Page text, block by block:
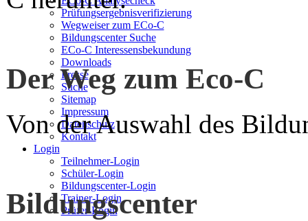
Prüfungsergebnisverifizierung
Wegweiser zum ECo-C
Bildungscenter Suche
ECo-C Interessensbekundung
Downloads
Presse
Suche
Sitemap
Impressum
Datenschutz
Kontakt
Login
Teilnehmer-Login
Schüler-Login
Bildungscenter-Login
Trainer-Login
Prüfer-Login
Der Weg zum Eco-C
Von der Auswahl des
Bildungscenter